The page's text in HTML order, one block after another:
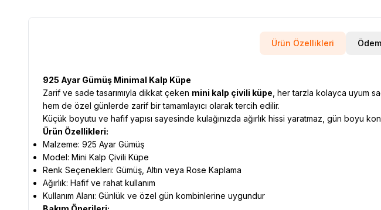
Ürün Özellikleri
925 Ayar Gümüş Minimal Kalp Küpe
Zarif ve sade tasarımıyla dikkat çeken mini kalp çivili küpe , her tarzla kolayca uyum
hem de özel günlerde zarif bir tamamlayıcı olarak tercih edilir.
Küçük boyutu ve hafif yapısı sayesinde kulağınızda ağırlık hissi yaratmaz, gün boyu
Ürün Özellikleri:
Malzeme: 925 Ayar Gümüş
Model: Mini Kalp Çivili Küpe
Renk Seçenekleri: Gümüş, Altın veya Rose Kaplama
Ağırlık: Hafif ve rahat kullanım
Kullanım Alanı: Günlük ve özel gün kombinlerine uygundur